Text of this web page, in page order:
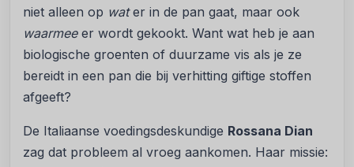
niet alleen op water in de pan gaat, maar ook
waarmeeer wordt gekookt. Want wat heb je aan
biologische groenten of duurzame vis als je ze
bereidt in een pan die bij verhitting giftige stoffen
afgeeft?
De Italiaanse voedingsdeskundige Rossana Dian
zag dat probleem al vroeg aankomen. Haar missie: